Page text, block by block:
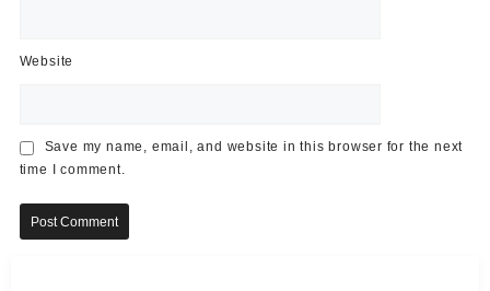
Website
Save my name, email, and website in this browser for the next
time I comment.